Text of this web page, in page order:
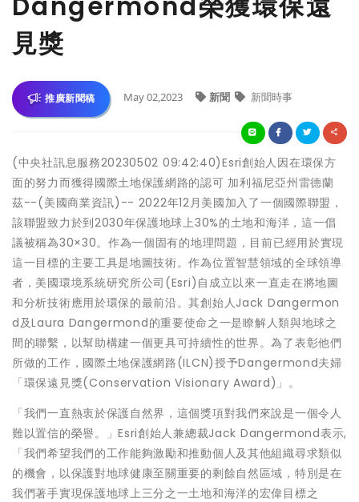
見獎
推廣新聞稿 May 02,2023 新聞 新聞時事
(中央社訊息服務20230502 09:42:40)Esri創始人因在環保方
面的努力而獲得國際土地保護網路的認可 加利福尼亞州雷德蘭
茲--(美國商業資訊)-- 2022年12月美國加入了一個國際聯盟，
該聯盟致力於到2030年保護地球上30%的土地和海洋，這一倡
議被稱為30×30。作為一個固有的地理問題，目前已經用於實現
這一目標的主要工具是地圖技術。作為位置智慧領域的全球領導
者，美國環境系統研究所公司(Esri)自成立以來一直走在將地圖
和分析技術應用於環保的最前沿。其創始人Jack Dangermon
d及Laura Dangermond的重要使命之一是瞭解人類與地球之
間的聯繫，以幫助構建一個更具可持續性的世界。為了表彰他們
所做的工作，國際土地保護網路(ILCN)授予Dangermond夫婦
「環保遠見獎(Conservation Visionary Award)」。
「我們一直熱衷於保護自然界，這個獎項對我們來說是一個令人
難以置信的榮譽。」Esri創始人兼總裁Jack Dangermond表示,
「我們希望我們的工作能夠激勵和推動個人及其他組織尋求類似
的機會，以保護對地球健康至關重要的剩餘自然區域，特別是在
我們著手實現保護地球上三分之一土地和海洋的宏偉目標之